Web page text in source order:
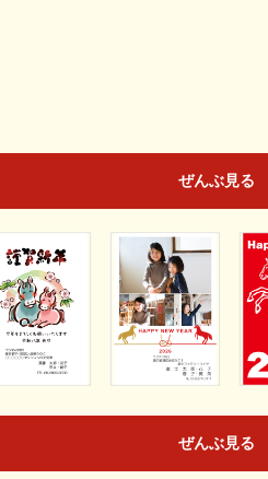
ぜんぶ見る
ぜんぶ見る